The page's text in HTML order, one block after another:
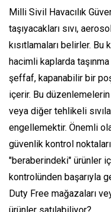
Milli Sivil Havacılık
taşıyacakları sıvı,
kısıtlamaları belirler. Bu
hacimli kaplarda
şeffaf, kapanabilir bir
içerir. Bu düzenlemelerin
veya diğer tehlikeli
engellemektir. Önemli
güvenlik kontrol
"beraberindeki" ürünler
kontrolünden başarıyla
Duty Free mağazaları